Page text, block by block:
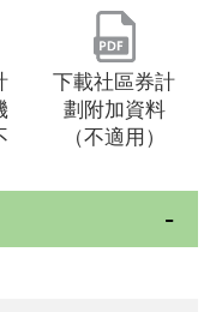
下載社區券計
劃附加資料
（不適用）